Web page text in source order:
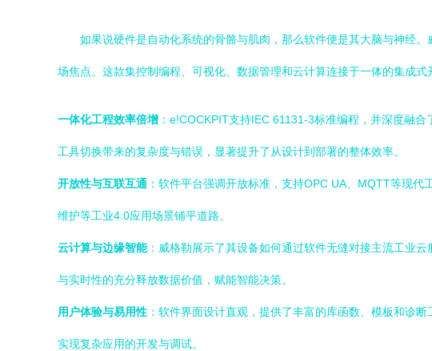
如果说硬件是自动化系统的骨骼与肌肉，那么软件便是其大脑与神经
场焦点。这款集控制编程、可视化、数据管理和云计算连接于一体的集成式
一体化工程效率倍增 ：e!COCKPIT支持IEC 61131-3标准编程，并深度融
工具切换带来的复杂度与错误，显著提升了从设计到部署的整体效率。
开放性与互联互通 ：软件平台强调开放标准，支持OPC UA、MQTT等现
维护等工业4.0应用场景铺平道路。
云计算与边缘智能：威格勒展示了其设备如何通过软件无缝对接主流工业
与实时性的充分释放数据价值，赋能智能决策。
用户体验与易用性 ：软件界面设计直观，提供了丰富的库函数、模板和诊
实现复杂应用的开发与调试。